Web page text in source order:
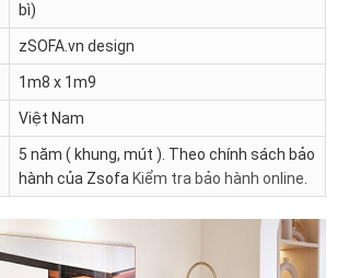
bì)
zSOFA.vn design
1m8 x 1m9
Việt Nam
5 năm ( khung, mút ). Theo chính sách bảo
hành của Zsofa Kiểm tra bảo hành online